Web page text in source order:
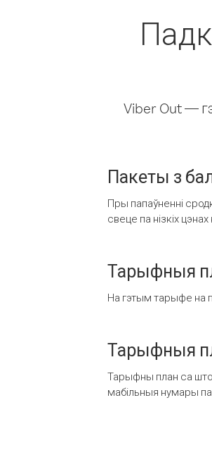
Viber Out —
Пакеты з
Пры папаўненні
свеце па нізкіх
Тарыфныя
На гэтым тарыфе на
Тарыфныя
Тарыфны план са
мабільныя нумары па